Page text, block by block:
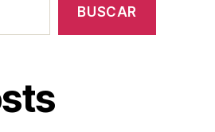
BUSCAR